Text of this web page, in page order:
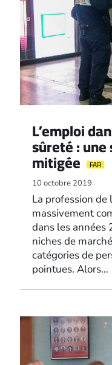
L’emploi
sûreté :
mitigée FAR
10 octobre 2019
La profession
massivement
dans les années
niches de
catégories de
pointues. Alors…